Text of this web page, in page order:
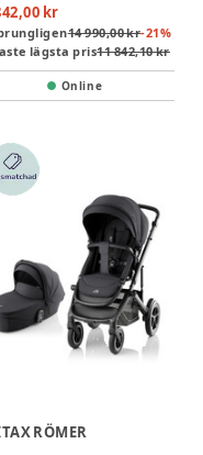
kr
14 990,00 kr-21%
lägsta pris11 842,10 kr
Online
RÖMER